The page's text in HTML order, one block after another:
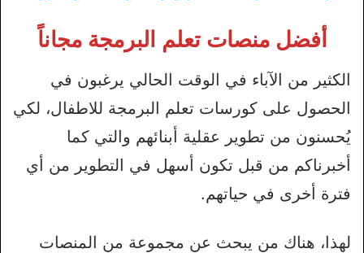
أفضل منصات تعلم البرمجة مجاناً
الكثير من الآباء في الوقت الحالي يرغبون في
الحصول على كورسات تعلم البرمجة للاطفال، لكي
يُحسنون من تطوير عقلية أبنائهم والتي كما
أخبرناكم من قبل تكون أسهل في التطوير من أي
فترة أخرى في حياتهم.
لهذا، هناك من يبحث عن مجموعة من المنصات